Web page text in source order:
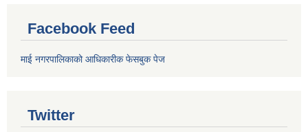
Facebook Feed
माई नगरपालिकाको आधिकारीक फेसबुक पेज
Twitter